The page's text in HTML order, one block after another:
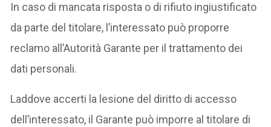
In caso di mancata risposta o di rifiuto ingiustificato
da parte del titolare, l’interessato può proporre
reclamo all’Autorità Garante per il trattamento dei
dati personali.
Laddove accerti la lesione del diritto di accesso
dell’interessato, il Garante può imporre al titolare di